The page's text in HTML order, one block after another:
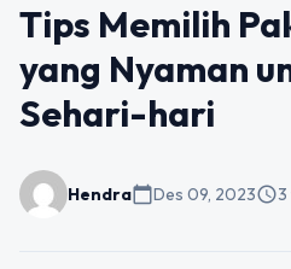
Tips Memilih
yang Nyaman
Sehari-hari
Hendracalendar_todayDes 09, 2023schedule3